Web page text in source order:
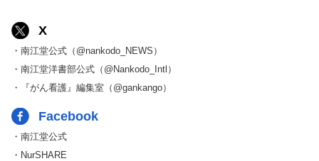
X
・南江堂公式（@nankodo_NEWS）
・南江堂洋書部公式（@Nankodo_Intl）
・『がん看護』編集室（@gankango）
Facebook
・南江堂公式
・NurSHARE